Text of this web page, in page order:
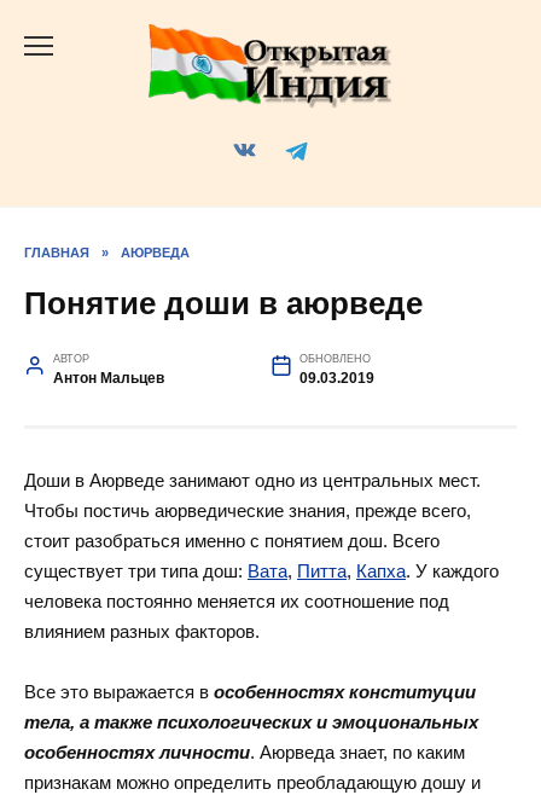
ГЛАВНАЯ » АЮРВЕДА
Понятие доши в аюрведе
АВТОР
Антон Мальцев
ОБНОВЛЕНО
09.03.2019
Доши в Аюрведе занимают одно из центральных мест.
Чтобы постичь аюрведические знания, прежде всего,
стоит разобраться именно с понятием дош. Всего
существует три типа дош: Вата, Питта, Капха. У каждого
человека постоянно меняется их соотношение под
влиянием разных факторов.
Все это выражается в особенностях конституции
тела, а также психологических и эмоциональных
особенностях личности. Аюрведа знает, по каким
признакам можно определить преобладающую дошу и